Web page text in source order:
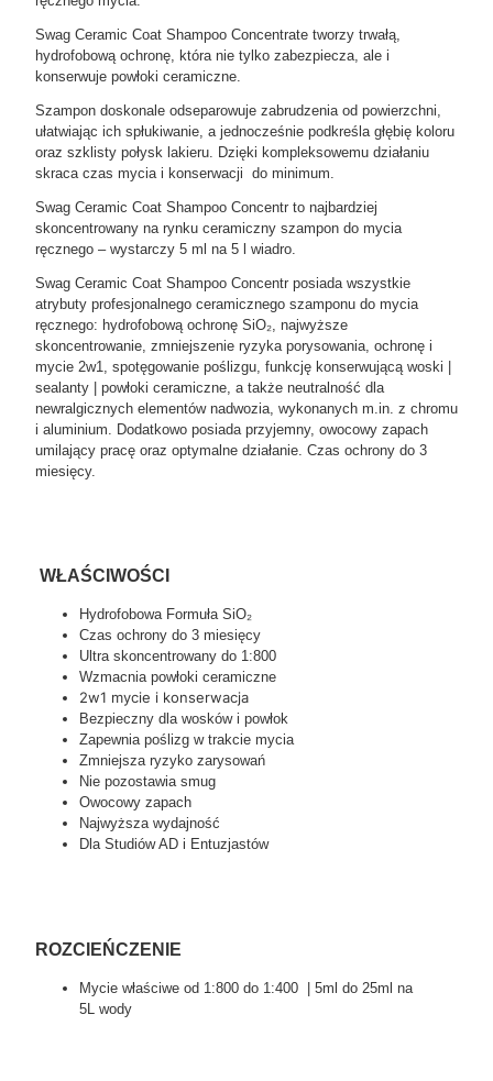
Swag Ceramic Coat Shampoo Concentrate tworzy trwałą,
hydrofobową ochronę, która nie tylko zabezpiecza, ale i
konserwuje powłoki ceramiczne.
Szampon doskonale odseparowuje zabrudzenia od powierzchni,
ułatwiając ich spłukiwanie, a jednocześnie podkreśla głębię koloru
oraz szklisty połysk lakieru. Dzięki kompleksowemu działaniu
skraca czas mycia i konserwacji do minimum.
Swag Ceramic Coat Shampoo Concentr to najbardziej
skoncentrowany na rynku ceramiczny szampon do mycia
ręcznego – wystarczy 5 ml na 5 l wiadro.
Swag Ceramic Coat Shampoo Concentr posiada wszystkie
atrybuty profesjonalnego ceramicznego szamponu do mycia
ręcznego: hydrofobową ochronę SiO₂, najwyższe
skoncentrowanie, zmniejszenie ryzyka porysowania, ochronę i
mycie 2w1, spotęgowanie poślizgu, funkcję konserwującą woski |
sealanty | powłoki ceramiczne, a także neutralność dla
newralgicznych elementów nadwozia, wykonanych m.in. z chromu
i aluminium. Dodatkowo posiada przyjemny, owocowy zapach
umilający pracę oraz optymalne działanie. Czas ochrony do 3
miesięcy.
WŁAŚCIWOŚCI
Hydrofobowa Formuła SiO₂
Czas ochrony do 3 miesięcy
Ultra skoncentrowany do 1:800
Wzmacnia powłoki ceramiczne
2w1 mycie i konserwacja
Bezpieczny dla wosków i powłok
Zapewnia poślizg w trakcie mycia
Zmniejsza ryzyko zarysowań
Nie pozostawia smug
Owocowy zapach
Najwyższa wydajność
Dla Studiów AD i Entuzjastów
ROZCIEŃCZENIE
Mycie właściwe od 1:800 do 1:400 | 5ml do 25ml na
5L wody